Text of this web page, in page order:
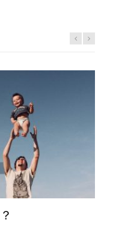
徑
母如何關顧自